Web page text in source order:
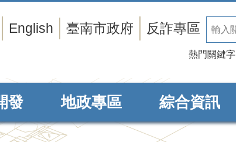
English 臺南市政府 反詐專區
熱門關鍵字
發 地政專區 綜合資訊